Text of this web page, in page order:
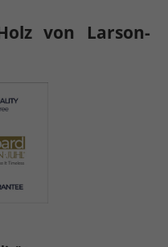
von Larson-